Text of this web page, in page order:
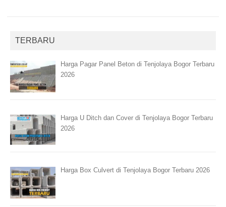
TERBARU
Harga Pagar Panel Beton di Tenjolaya Bogor Terbaru
2026
Harga U Ditch dan Cover di Tenjolaya Bogor Terbaru
2026
Harga Box Culvert di Tenjolaya Bogor Terbaru 2026